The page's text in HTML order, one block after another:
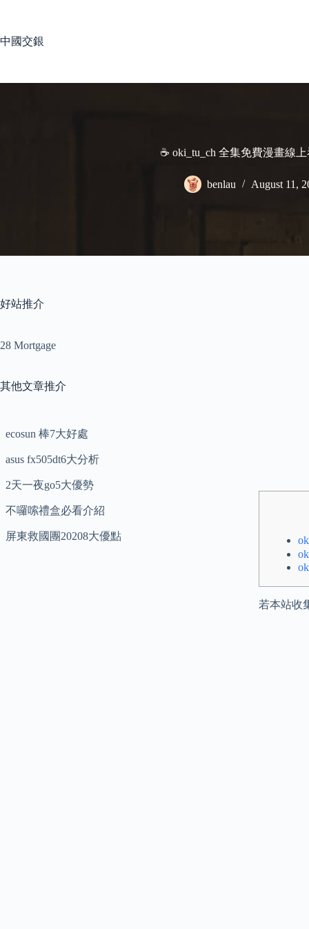
中國交銀
☕ oki_tu_ch 全集免費漫畫線
benlau August 11,
若本站收
好站推介
28 Mortgage
其他文章推介
ecosun 棒7大好處
asus fx505dt6大分析
2天一夜go5大優勢
不囉嗦禮盒必看介紹
屏東救國團20208大優點